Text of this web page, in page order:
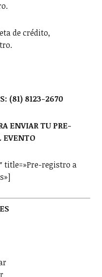
de crédito,
(81) 8123-2670
ENVIAR TU PRE-
EVENTO
title=»Pre-registro a